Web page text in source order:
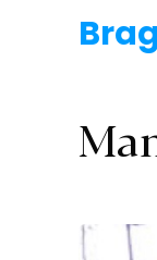
B.